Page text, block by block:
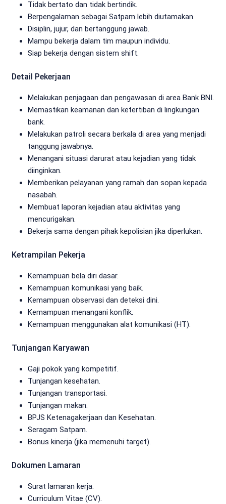
Tidak bertato dan tidak bertindik.
Berpengalaman sebagai Satpam lebih diutamakan.
Disiplin, jujur, dan bertanggung jawab.
Mampu bekerja dalam tim maupun individu.
Siap bekerja dengan sistem shift.
Detail Pekerjaan
Melakukan penjagaan dan pengawasan di area Bank BNI.
Memastikan keamanan dan ketertiban di lingkungan
bank.
Melakukan patroli secara berkala di area yang menjadi
tanggung jawabnya.
Menangani situasi darurat atau kejadian yang tidak
diinginkan.
Memberikan pelayanan yang ramah dan sopan kepada
nasabah.
Membuat laporan kejadian atau aktivitas yang
mencurigakan.
Bekerja sama dengan pihak kepolisian jika diperlukan.
Ketrampilan Pekerja
Kemampuan bela diri dasar.
Kemampuan komunikasi yang baik.
Kemampuan observasi dan deteksi dini.
Kemampuan menangani konflik.
Kemampuan menggunakan alat komunikasi (HT).
Tunjangan Karyawan
Gaji pokok yang kompetitif.
Tunjangan kesehatan.
Tunjangan transportasi.
Tunjangan makan.
BPJS Ketenagakerjaan dan Kesehatan.
Seragam Satpam.
Bonus kinerja (jika memenuhi target).
Dokumen Lamaran
Surat lamaran kerja.
Curriculum Vitae (CV).